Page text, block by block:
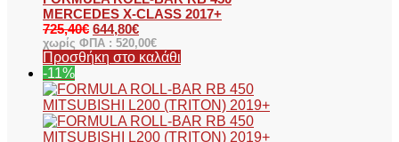
MERCEDES X-CLASS 2017+
725,40€ 644,80€
χωρίς ΦΠΑ : 520,00€
Προσθήκη στο καλάθι
-11%